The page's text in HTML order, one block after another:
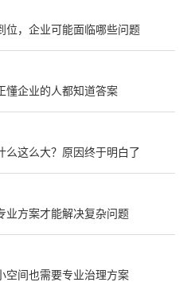
位，企业可能面临哪些问题
懂企业的人都知道答案
么这么大？原因终于明白了
业方案才能解决复杂问题
空间也需要专业治理方案